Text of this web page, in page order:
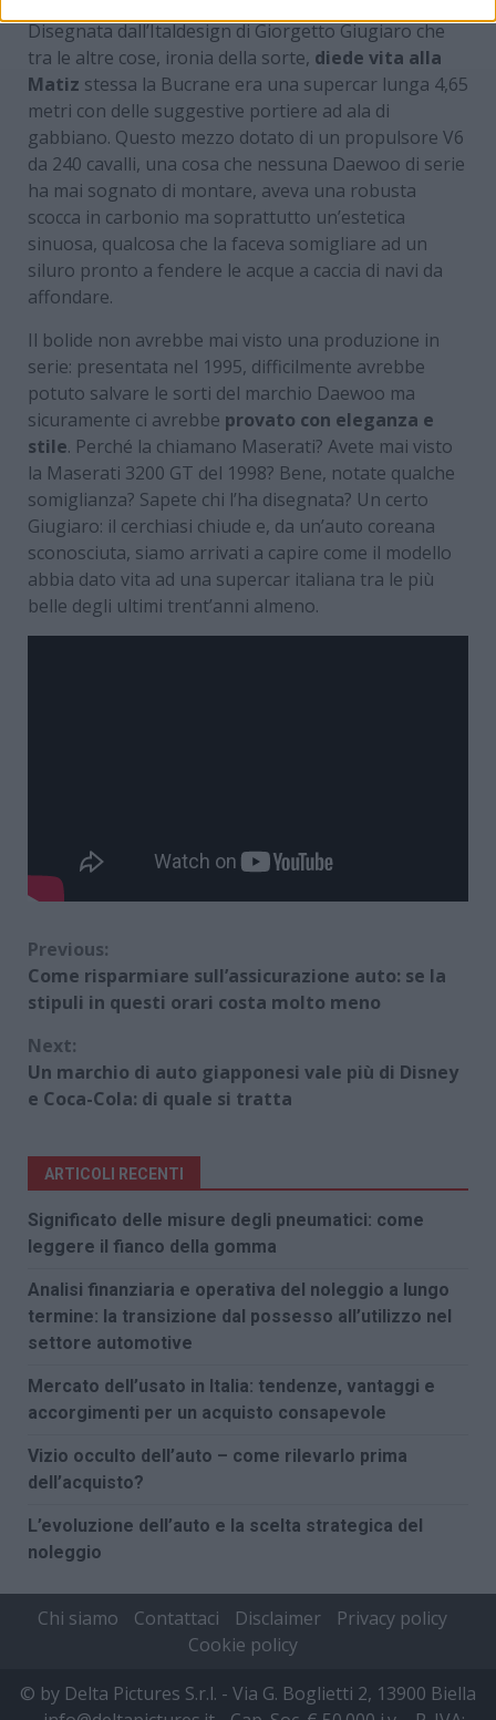
Disegnata dall’Italdesign di Giorgetto Giugiaro che
tra le altre cose, ironia della sorte, diede vita alla
Matiz stessa la Bucrane era una supercar lunga 4,65
metri con delle suggestive portiere ad ala di
gabbiano. Questo mezzo dotato di un propulsore V6
da 240 cavalli, una cosa che nessuna Daewoo di serie
ha mai sognato di montare, aveva una robusta
scocca in carbonio ma soprattutto un’estetica
sinuosa, qualcosa che la faceva somigliare ad un
siluro pronto a fendere le acque a caccia di navi da
affondare.
Il bolide non avrebbe mai visto una produzione in
serie: presentata nel 1995, difficilmente avrebbe
potuto salvare le sorti del marchio Daewoo ma
sicuramente ci avrebbe provato con eleganza e
stile. Perché la chiamano Maserati? Avete mai visto
la Maserati 3200 GT del 1998? Bene, notate qualche
somiglianza? Sapete chi l’ha disegnata? Un certo
Giugiaro: il cerchiasi chiude e, da un’auto coreana
sconosciuta, siamo arrivati a capire come il modello
abbia dato vita ad una supercar italiana tra le più
belle degli ultimi trent’anni almeno.
Continue
Reading
Previous:
Come risparmiare sull’assicurazione auto: se la
stipuli in questi orari costa molto meno
Next:
Un marchio di auto giapponesi vale più di Disney
e Coca-Cola: di quale si tratta
ARTICOLI RECENTI
Significato delle misure degli pneumatici: come
leggere il fianco della gomma
Analisi finanziaria e operativa del noleggio a lungo
termine: la transizione dal possesso all’utilizzo nel
settore automotive
Mercato dell’usato in Italia: tendenze, vantaggi e
accorgimenti per un acquisto consapevole
Vizio occulto dell’auto – come rilevarlo prima
dell’acquisto?
L’evoluzione dell’auto e la scelta strategica del
noleggio
Chi siamo Contattaci Disclaimer
Privacy policy
Cookie policy
© by Delta Pictures S.r.l. - Via G. Boglietti 2, 13900 Biella